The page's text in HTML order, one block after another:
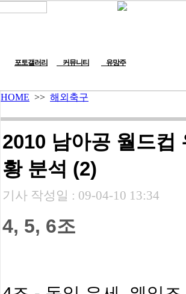
포토갤러리 커뮤니티 유망주
HOME >> 해외축구
2010 남아공 월드컵
황 분석 (2)
기사 작성일 : 09-04-10 13:34
4, 5, 6조